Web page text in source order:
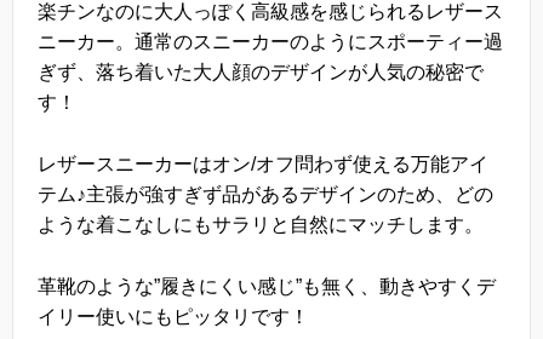
楽チンなのに大人っぽく高級感を感じられるレザース
ニーカー。通常のスニーカーのようにスポーティー過
ぎず、落ち着いた大人顔のデザインが人気の秘密で
す！
レザースニーカーはオン/オフ問わず使える万能アイ
テム♪主張が強すぎず品があるデザインのため、どの
ような着こなしにもサラリと自然にマッチします。
革靴のような”履きにくい感じ”も無く、動きやすくデ
イリー使いにもピッタリです！